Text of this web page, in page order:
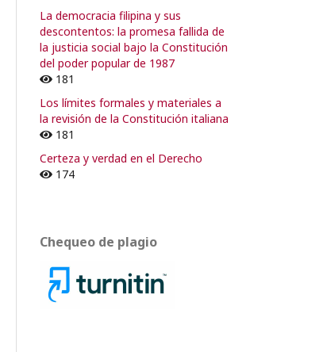
La democracia filipina y sus
descontentos: la promesa fallida de
la justicia social bajo la Constitución
del poder popular de 1987
181
Los límites formales y materiales a
la revisión de la Constitución italiana
181
Certeza y verdad en el Derecho
174
Chequeo de plagio